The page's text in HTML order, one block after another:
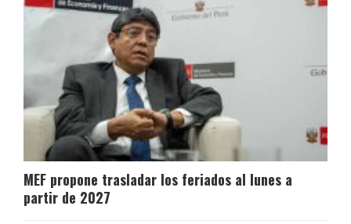
MEF propone trasladar los feriados al lunes a
partir de 2027